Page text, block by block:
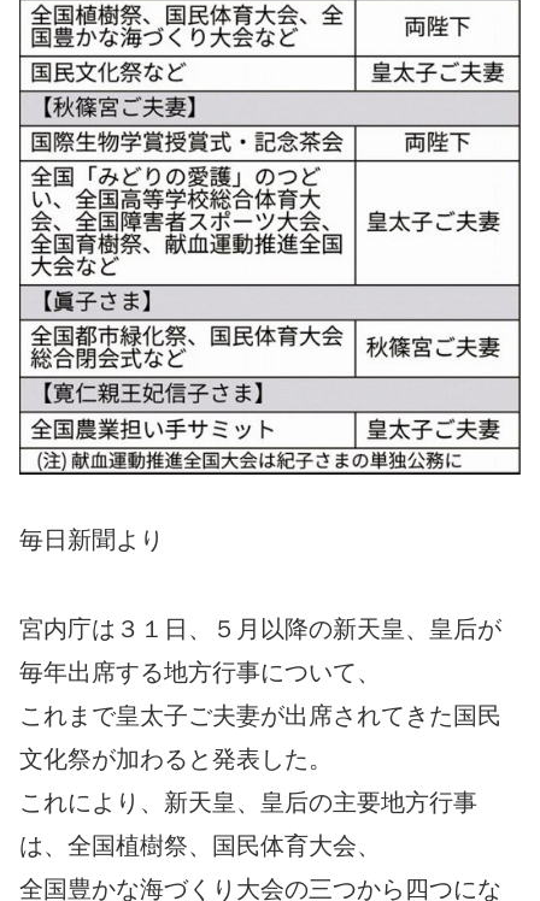
毎日新聞より
宮内庁は３１日、５月以降の新天皇、皇后が
毎年出席する地方行事について、
これまで皇太子ご夫妻が出席されてきた国民
文化祭が加わると発表した。
これにより、新天皇、皇后の主要地方行事
は、全国植樹祭、国民体育大会、
全国豊かな海づくり大会の三つから四つにな